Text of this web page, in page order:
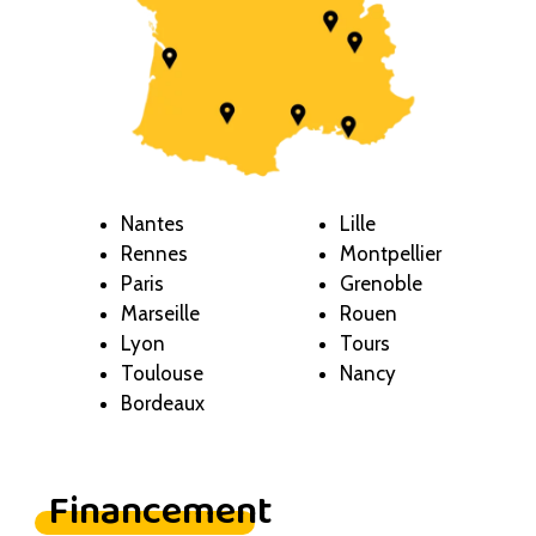
Nantes
Rennes
Paris
Marseille
Lyon
Toulouse
Bordeaux
Lille
Montpellier
Grenoble
Rouen
Tours
Nancy
Financement